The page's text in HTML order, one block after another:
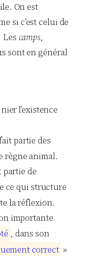
On est
si c’est celui de
Les camps,
sont en général
l’existence
partie des
règne animal.
partie de
ce qui structure
la réflexion.
importante
té , dans son
uement correct »